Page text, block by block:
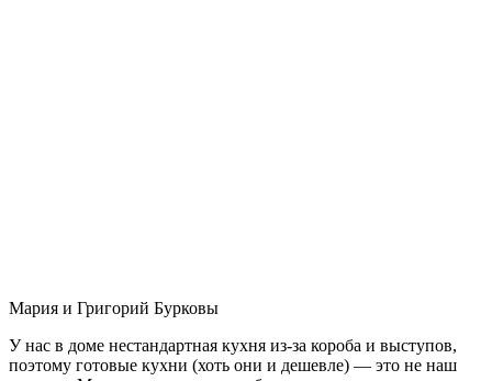
Мария и Григорий Бурковы
У нас в доме нестандартная кухня из-за короба и выступов,
поэтому готовые кухни (хоть они и дешевле) — это не наш